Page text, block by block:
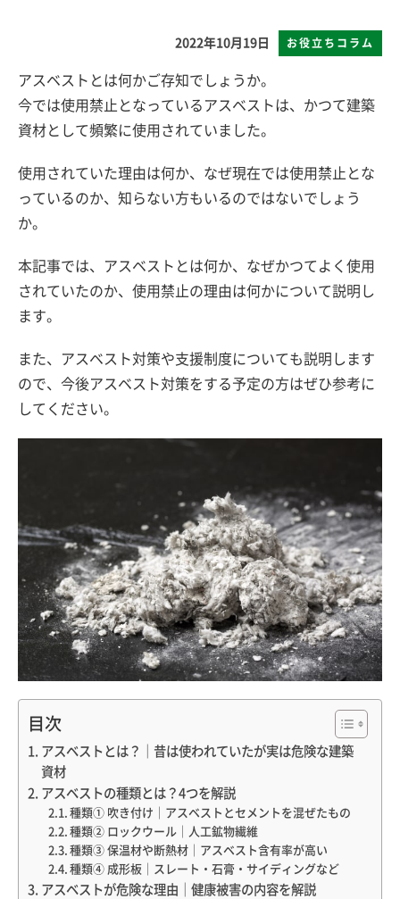
2022年10月19日 お役立ちコラム
アスベストとは何かご存知でしょうか。
今では使用禁止となっているアスベストは、かつて建築
資材として頻繁に使用されていました。
使用されていた理由は何か、なぜ現在では使用禁止とな
っているのか、知らない方もいるのではないでしょう
か。
本記事では、アスベストとは何か、なぜかつてよく使用
されていたのか、使用禁止の理由は何かについて説明し
ます。
また、アスベスト対策や支援制度についても説明します
ので、今後アスベスト対策をする予定の方はぜひ参考に
してください。
目次
アスベストとは？｜昔は使われていたが実は危険な建築
資材
アスベストの種類とは？4つを解説
種類① 吹き付け｜アスベストとセメントを混ぜたもの
種類② ロックウール｜人工鉱物繊維
種類③ 保温材や断熱材｜アスベスト含有率が高い
種類④ 成形板｜スレート・石膏・サイディングなど
アスベストが危険な理由｜健康被害の内容を解説